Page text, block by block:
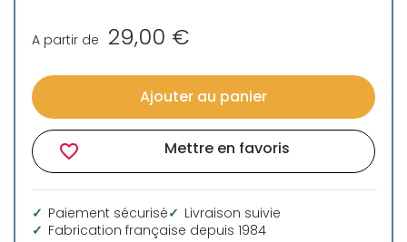
A partir de 29,00 €
Ajouter au panier
favorite_border Mettre en favoris
Paiement sécurisé
Livraison suivie
Fabrication française depuis 1984